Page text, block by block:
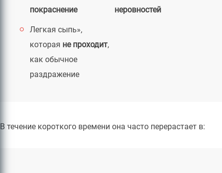
покраснение
неровностей
Легкая сыпь»,
которая не проходит,
как обычное
раздражение
В течение короткого времени она часто перерастает в: